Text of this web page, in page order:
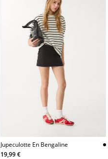
Jupeculotte En Bengaline
19,99 €